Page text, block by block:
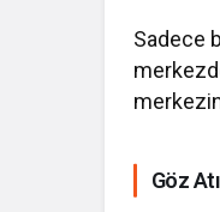
Sadece
Göz